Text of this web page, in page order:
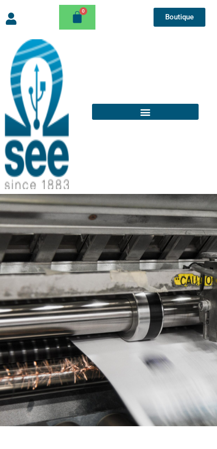
Boutique